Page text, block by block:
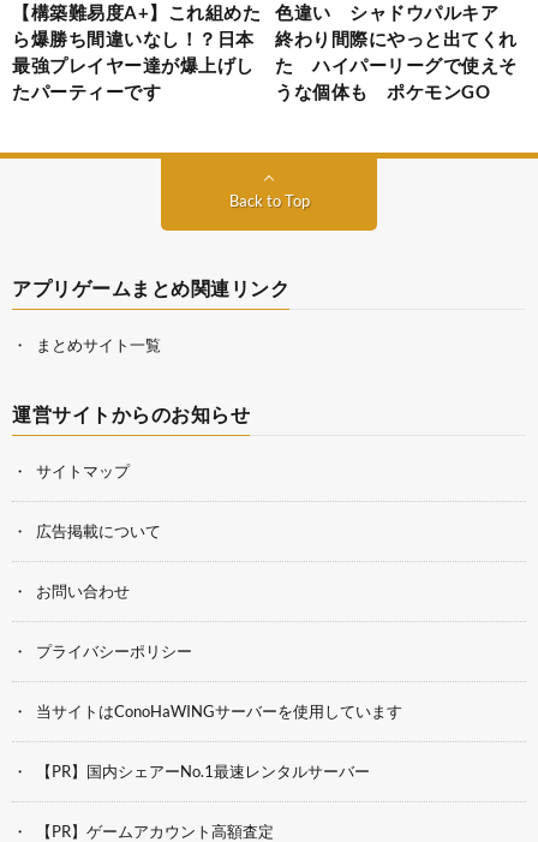
【構築難易度A+】これ組めた
ら爆勝ち間違いなし！？日本
最強プレイヤー達が爆上げし
たパーティーです
色違い シャドウパルキア
終わり間際にやっと出てくれ
た ハイパーリーグで使えそ
うな個体も ポケモンGO
Back to Top
アプリゲームまとめ関連リンク
まとめサイト一覧
運営サイトからのお知らせ
サイトマップ
広告掲載について
お問い合わせ
プライバシーポリシー
当サイトはConoHaWINGサーバーを使用しています
【PR】国内シェアーNo.1最速レンタルサーバー
【PR】ゲームアカウント高額査定